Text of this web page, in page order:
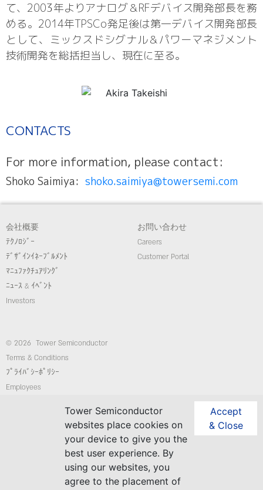
て、2003年よりアナログ＆RFデバイス開発部長を務
める。2014年TPSCo発足後は第一デバイス開発部長
として、ミックスドシグナル＆パワーマネジメント
技術開発を総括担当し、現在に至る。
CONTACTS
For more information, please contact:
Shoko Saimiya: shoko.saimiya@towersemi.com
Accept
& Close
Tower Semiconductor
websites place cookies on
your device to give you the
best user experience. By
using our websites, you
agree to the placement of
会社概要
ﾃｸﾉﾛｼﾞｰ
ﾃﾞｻﾞｲﾝｲﾈｰﾌﾞﾙﾒﾝﾄ
ﾏﾆｭﾌｧｸﾁｭｱﾘﾝｸﾞ
ﾆｭｰｽ & ｲﾍﾞﾝﾄ
Investors
お問い合わせ
Careers
Customer Portal
© 2026 Tower Semiconductor
Terms & Conditions
ﾌﾟﾗｲﾊﾞｼｰﾎﾟﾘｼｰ
Employees
website: Custom-Sites.com
Follow Us